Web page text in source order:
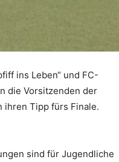
ins Leben“ und FC-
die Vorsitzenden der
ihren Tipp fürs Finale.
sind für Jugendliche